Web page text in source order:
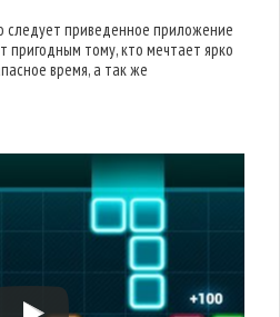
следует приведенное приложение
пригодным тому, кто мечтает ярко
время, а так же